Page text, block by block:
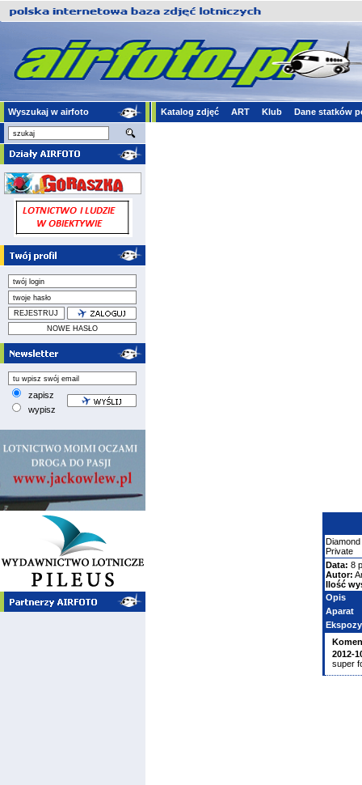
Wyszukaj w airfoto Katalog zdjęć ART Klub Dane statków
zapisz
wypisz
Diamond
Private
Data: 8
Autor:
Ilość
Opis
Aparat
2012-
super